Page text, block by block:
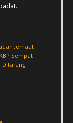
Jemaat
Sempat
Dilarang